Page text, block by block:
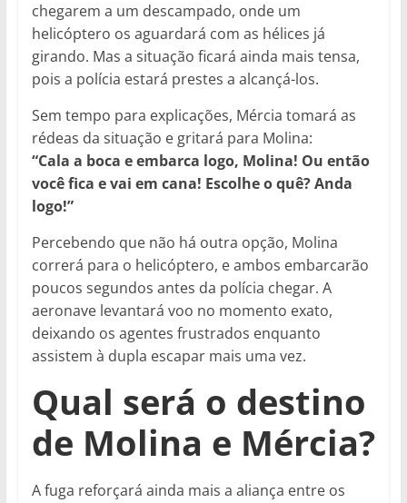
chegarem a um descampado, onde um
helicóptero os aguardará com as hélices já
girando. Mas a situação ficará ainda mais tensa,
pois a polícia estará prestes a alcançá-los.
Sem tempo para explicações, Mércia tomará as
rédeas da situação e gritará para Molina:
“Cala a boca e embarca logo, Molina! Ou então
você fica e vai em cana! Escolhe o quê? Anda
logo!”
Percebendo que não há outra opção, Molina
correrá para o helicóptero, e ambos embarcarão
poucos segundos antes da polícia chegar. A
aeronave levantará voo no momento exato,
deixando os agentes frustrados enquanto
assistem à dupla escapar mais uma vez.
Qual será o destino
de Molina e Mércia?
A fuga reforçará ainda mais a aliança entre os